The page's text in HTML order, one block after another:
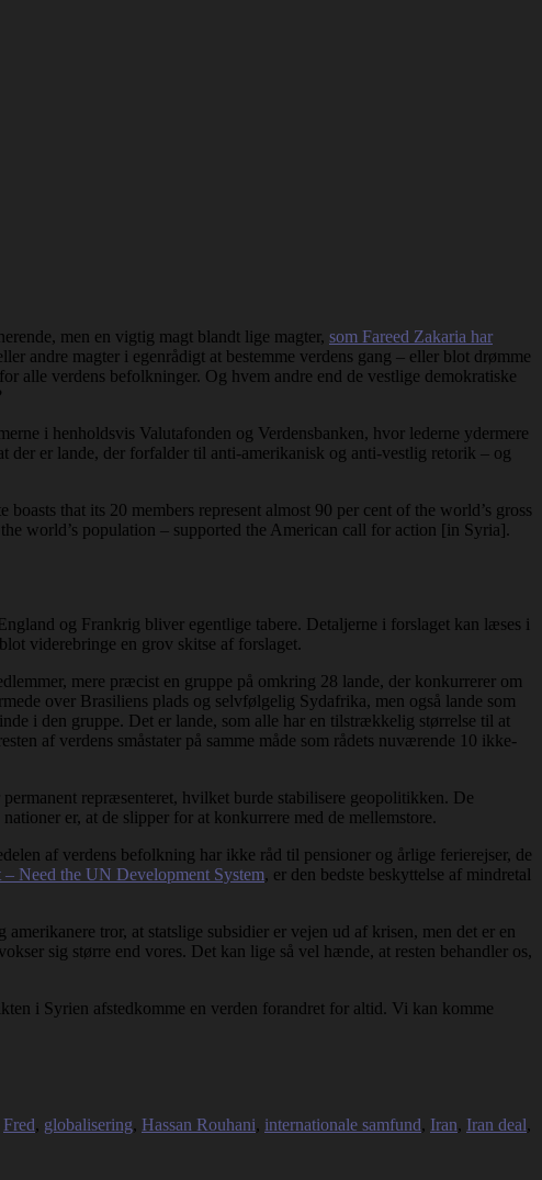
men en vigtig magt blandt lige magter, som Fareed Zakaria har
andre magter i egenrådigt at bestemme verdens gang – eller blot drømme
alle verdens befolkninger. Og hvem andre end de vestlige demokratiske
i henholdsvis Valutafonden og Verdensbanken, hvor lederne ydermere
der er lande, der forfalder til anti-amerikanisk og anti-vestlig retorik – og
boasts that its 20 members represent almost 90 per cent of the world’s gross
world’s population – supported the American call for action [in Syria].
og Frankrig bliver egentlige tabere. Detaljerne i forslaget kan læses i
viderebringe en grov skitse af forslaget.
mere præcist en gruppe på omkring 28 lande, der konkurrerer om
over Brasiliens plads og selvfølgelig Sydafrika, men også lande som
i den gruppe. Det er lande, som alle har en tilstrækkelig størrelse til at
af verdens småstater på samme måde som rådets nuværende 10 ikke-
repræsenteret, hvilket burde stabilisere geopolitikken. De
er, at de slipper for at konkurrere med de mellemstore.
af verdens befolkning har ikke råd til pensioner og årlige ferierejser, de
Need the UN Development System, er den bedste beskyttelse af mindretal
tror, at statslige subsidier er vejen ud af krisen, men det er en
sig større end vores. Det kan lige så vel hænde, at resten behandler os,
i Syrien afstedkomme en verden forandret for altid. Vi kan komme
Fred, globalisering, Hassan Rouhani, internationale samfund, Iran, Iran deal,